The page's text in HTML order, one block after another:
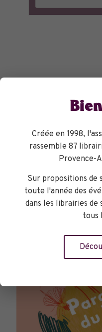
TOURNÉES
Créée en 1998,
rassemble 87
Provence-
Sur propositions de
toute l'année des
dans les librairies de
tous